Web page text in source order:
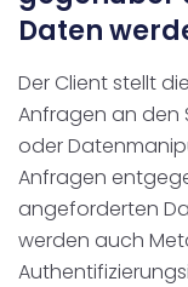
Daten
Der Client stellt
Anfragen an den
oder
Anfragen
angeforderten
werden auch